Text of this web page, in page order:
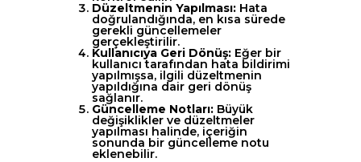
Düzeltmenin Yapılması: Hata
doğrulandığında, en kısa sürede
gerekli güncellemeler
gerçekleştirilir.
Kullanıcıya Geri Dönüş: Eğer bir
kullanıcı tarafından hata bildirimi
yapılmışsa, ilgili düzeltmenin
yapıldığına dair geri dönüş
sağlanır.
Güncelleme Notları: Büyük
değişiklikler ve düzeltmeler
yapılması halinde, içeriğin
sonunda bir güncelleme notu
eklenebilir.